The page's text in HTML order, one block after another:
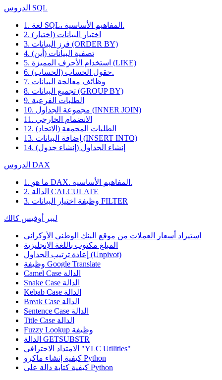
الدروس SQL
1. لغة SQL، المفاهيم الأساسية.
2. اختيار البيانات (اختيار)
3. فرز البيانات (ORDER BY)
4. تصفية البيانات (أين)
5. استخدام الأحرف المميزة (LIKE)
6. حقول الحساب (الحساب).
7. وظائف معالجة البيانات
8. تجميع البيانات (GROUP BY)
9. الطلبات الفرعية
10. مجموعة الجداول (INNER JOIN)
11. الانضمام الخارجي
12. الطلبات المجمعة (الاتحاد)
13. إضافة البيانات (INSERT INTO)
14. إنشاء الجداول (إنشاء جدول)
الدروس DAX
1. ما هو DAX. المفاهيم الأساسية.
2. الدالة CALCULATE
3. وظيفة اختيار البيانات FILTER
ليبر أوفيس كالك
استيراد أسعار العملات من موقع البنك الوطني الأوكراني
المبلغ مكتوب باللغة الإنجليزية
إعادة ترتيب الجداول (Unpivot)
Google Translate
Camel Case الدالة
Snake Case الدالة
Kebab Case الدالة
Break Case الدالة
Sentence Case الدالة
Title Case الدالة
Fuzzy Lookup وظيفة
الدالة GETSUBSTR
الامتداد الاحترافي "YLC Utilities"
كيفية إنشاء ماكرو Python
كيفية كتابة دالة على Python